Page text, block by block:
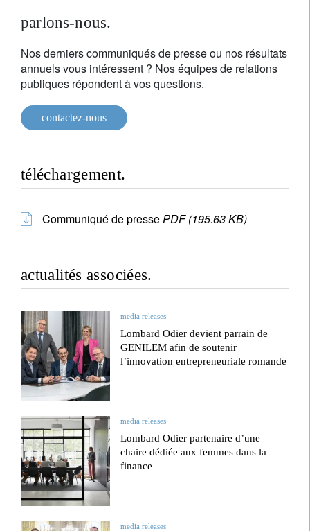
parlons-nous.
Nos derniers communiqués de presse ou nos résultats
annuels vous intéressent ? Nos équipes de relations
publiques répondent à vos questions.
contactez-nous
téléchargement.
Communiqué de pressePDF (195.63 KB)
actualités associées.
media releases
Lombard Odier devient parrain de
GENILEM afin de soutenir
l’innovation entrepreneuriale romande
media releases
Lombard Odier partenaire d’une
chaire dédiée aux femmes dans la
finance
media releases